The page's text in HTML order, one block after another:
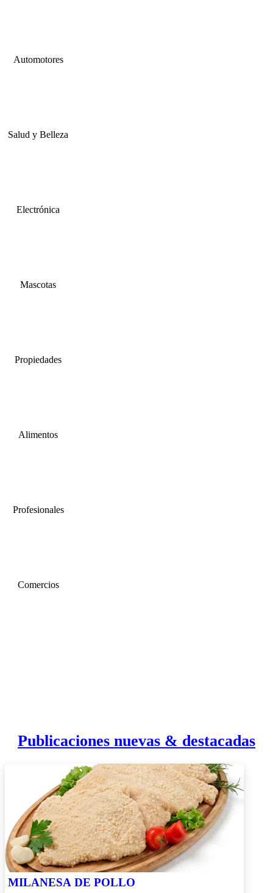
Automotores
Salud y Belleza
Electrónica
Mascotas
Propiedades
Alimentos
Profesionales
Comercios
Publicaciones nuevas & destacadas
MILANESA DE POLLO